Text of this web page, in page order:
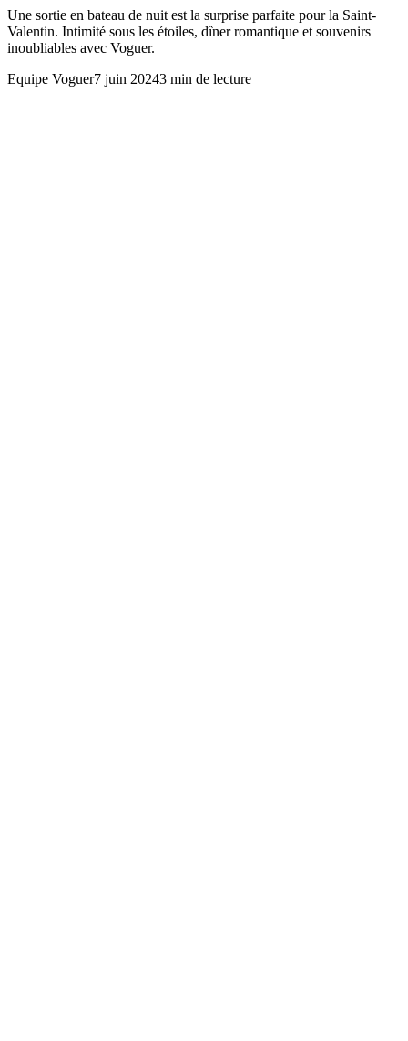
Une sortie en bateau de nuit est la surprise parfaite pour la Saint-
Valentin. Intimité sous les étoiles, dîner romantique et souvenirs
inoubliables avec Voguer.
Equipe Voguer7 juin 20243 min de lecture